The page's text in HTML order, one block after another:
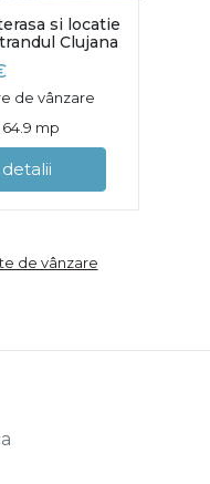
si locatie
Clujana
de vânzare
64.9 mp
de vânzare